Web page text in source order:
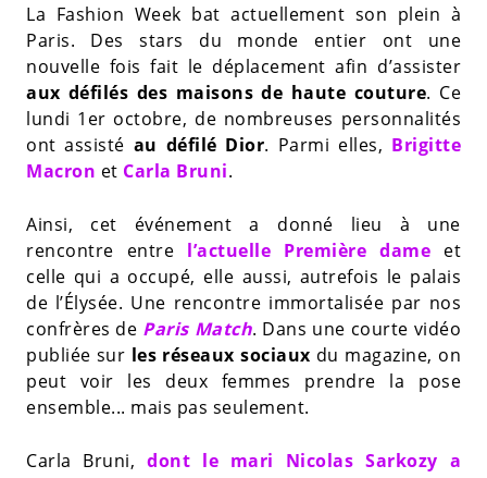
La Fashion Week bat actuellement son plein à
Paris. Des stars du monde entier ont une
nouvelle fois fait le déplacement afin d’assister
aux défilés des maisons de haute couture. Ce
lundi 1er octobre, de nombreuses personnalités
ont assisté au défilé Dior. Parmi elles, Brigitte
Macron et Carla Bruni.
Ainsi, cet événement a donné lieu à une
rencontre entre l’actuelle Première dame et
celle qui a occupé, elle aussi, autrefois le palais
de l’Élysée. Une rencontre immortalisée par nos
confrères de Paris Match. Dans une courte vidéo
publiée sur les réseaux sociaux du magazine, on
peut voir les deux femmes prendre la pose
ensemble... mais pas seulement.
Carla Bruni, dont le mari Nicolas Sarkozy a